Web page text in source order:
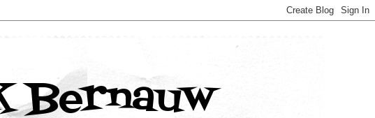
Bernauw